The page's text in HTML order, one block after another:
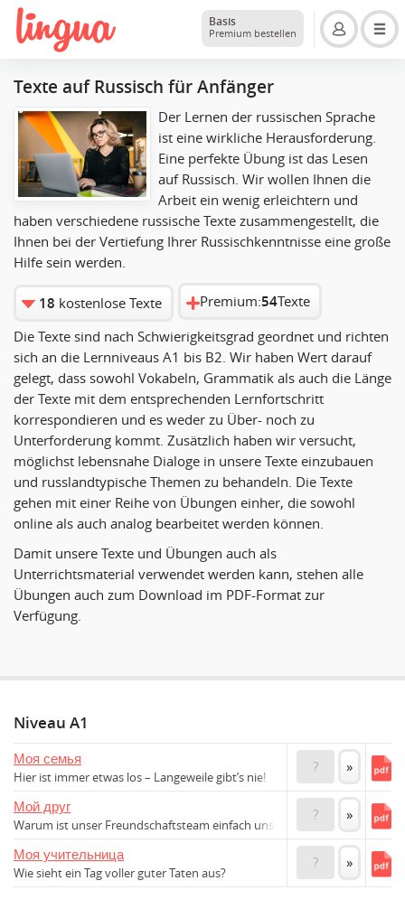
Basis
Premium bestellen
Texte auf Russisch für Anfänger
Der Lernen der russischen Sprache
ist eine wirkliche Herausforderung.
Eine perfekte Übung ist das Lesen
auf Russisch. Wir wollen Ihnen die
Arbeit ein wenig erleichtern und
haben verschiedene russische Texte zusammengestellt, die
Ihnen bei der Vertiefung Ihrer Russischkenntnisse eine große
Hilfe sein werden.
18 kostenlose Texte Premium:54Texte
Die Texte sind nach Schwierigkeitsgrad geordnet und richten
sich an die Lernniveaus A1 bis B2. Wir haben Wert darauf
gelegt, dass sowohl Vokabeln, Grammatik als auch die Länge
der Texte mit dem entsprechenden Lernfortschritt
korrespondieren und es weder zu Über- noch zu
Unterforderung kommt. Zusätzlich haben wir versucht,
möglichst lebensnahe Dialoge in unsere Texte einzubauen
und russlandtypische Themen zu behandeln. Die Texte
gehen mit einer Reihe von Übungen einher, die sowohl
online als auch analog bearbeitet werden können.
Damit unsere Texte und Übungen auch als
Unterrichtsmaterial verwendet werden kann, stehen alle
Übungen auch zum Download im PDF-Format zur
Verfügung.
Niveau A1
Моя семья
Hier ist immer etwas los – Langeweile gibt’s nie!
? »
Мой друг
Warum ist unser Freundschaftsteam einfach unschlagbar?
? »
Моя учительница
Wie sieht ein Tag voller guter Taten aus?
? »